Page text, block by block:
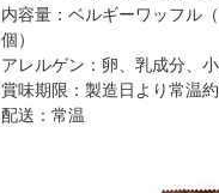
内容量：ベルギーワッフル
個）
アレルゲン：卵、乳成分、
賞味期限：製造日より常温
配送：常温